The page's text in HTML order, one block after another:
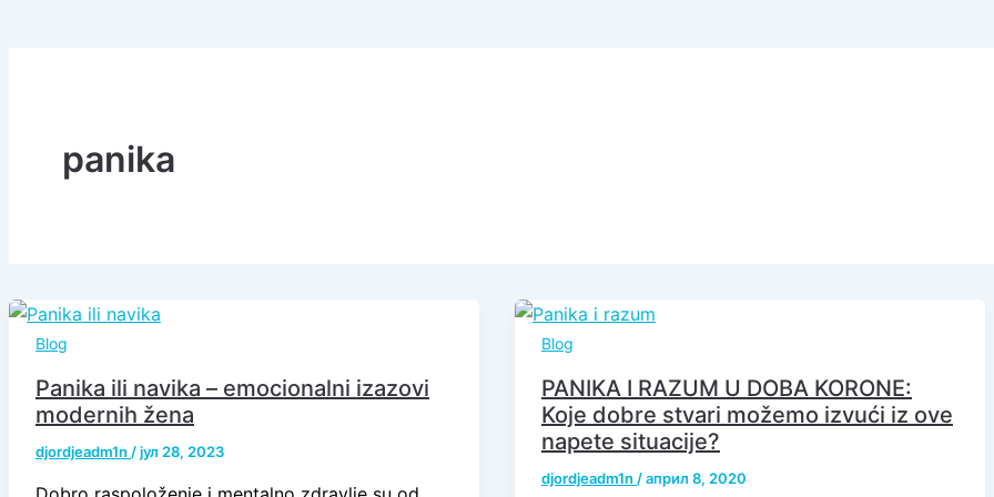
panika
Blog
Panika ili navika – emocionalni izazovi
modernih žena
djordjeadm1n /јул 28, 2023
Blog
PANIKA I RAZUM U DOBA KORONE:
Koje dobre stvari možemo izvući iz ove
napete situacije?
djordjeadm1n /април 8, 2020